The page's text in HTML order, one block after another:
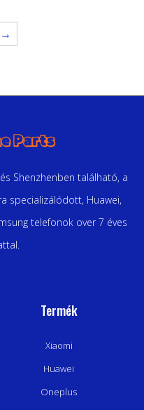
→
Shenzhenben található, a
specializálódott, Huawei,
telefonok over 7 éves
Termék
Xiaomi
Huawei
Oneplus